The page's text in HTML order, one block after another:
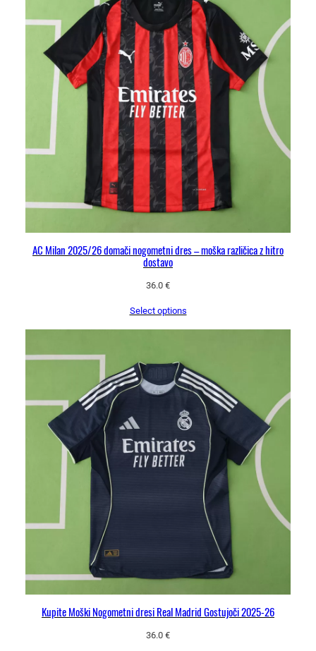
AC Milan 2025/26 domači nogometni dres – moška različica z hitro
dostavo
36.0 €
Select options
Kupite Moški Nogometni dresi Real Madrid Gostujoči 2025-26
36.0 €